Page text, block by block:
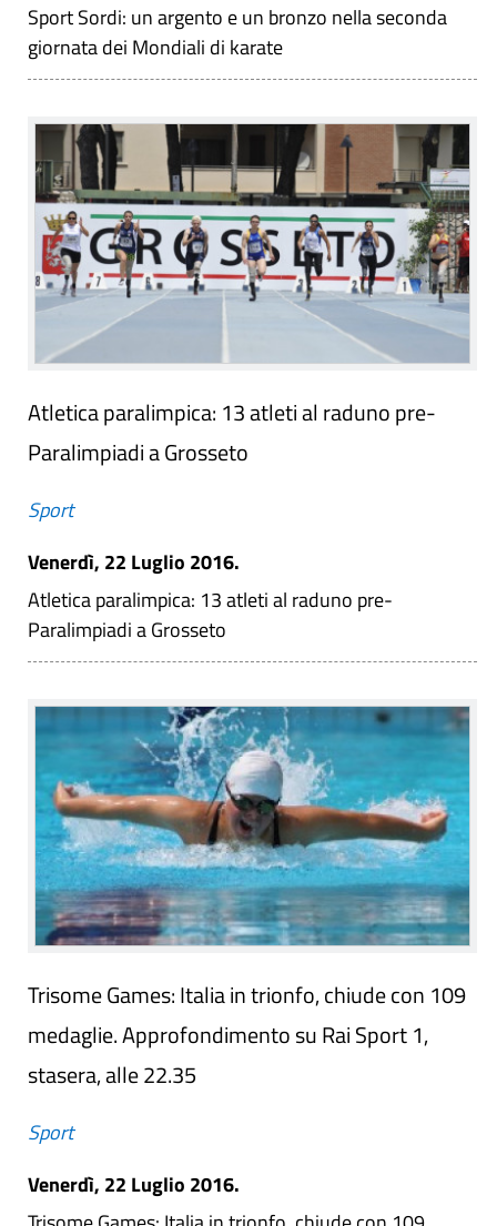
Sport Sordi: un argento e un bronzo nella seconda
giornata dei Mondiali di karate
Atletica paralimpica: 13 atleti al raduno pre-
Paralimpiadi a Grosseto
Sport
Venerdì, 22 Luglio 2016.
Atletica paralimpica: 13 atleti al raduno pre-
Paralimpiadi a Grosseto
Trisome Games: Italia in trionfo, chiude con 109
medaglie. Approfondimento su Rai Sport 1,
stasera, alle 22.35
Sport
Venerdì, 22 Luglio 2016.